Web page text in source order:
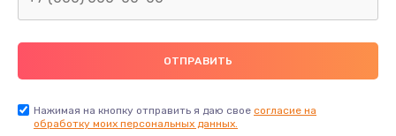
2600 руб.
Замена видеочипа
Нажимая на кнопку отправить я даю свое согласие на
обработку моих персональных данных.